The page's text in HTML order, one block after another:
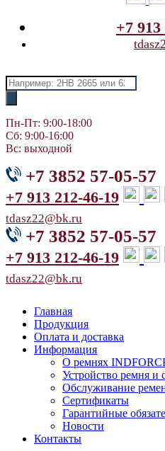
+7 913
Поиск
товаров
Пн-Пт: 9:00-18:00
Сб: 9:00-16:00
Вс: выходной
+7 3852 57-05-57
+7 913 212-46-19
tdasz22@bk.ru
+7 3852 57-05-57
+7 913 212-46-19
tdasz22@bk.ru
Главная
Продукция
Оплата и доставка
Информация
О ремнях
Устройство ремня и
Обслуживание
Сертификаты
Гарантийные
Новости
Контакты